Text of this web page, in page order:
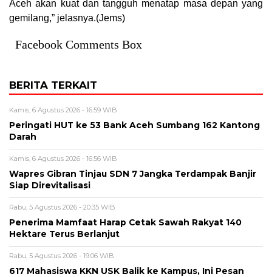
Aceh akan kuat dan tangguh menatap masa depan yang
gemilang,” jelasnya.(Jems)
Facebook Comments Box
BERITA TERKAIT
Kamis, 6 Agustus 2026 - 16:59 WIB
Peringati HUT ke 53 Bank Aceh Sumbang 162 Kantong
Darah
Kamis, 6 Agustus 2026 - 16:56 WIB
Wapres Gibran Tinjau SDN 7 Jangka Terdampak Banjir
Siap Direvitalisasi
Rabu, 5 Agustus 2026 - 20:35 WIB
Penerima Mamfaat Harap Cetak Sawah Rakyat 140
Hektare Terus Berlanjut
Rabu, 5 Agustus 2026 - 19:06 WIB
617 Mahasiswa KKN USK Balik ke Kampus, Ini Pesan